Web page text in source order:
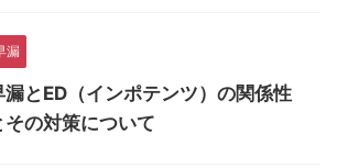
漏
漏とED（インポテンツ）の関係性
その対策について